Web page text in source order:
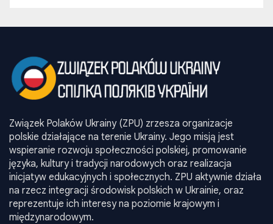
Związek Polaków Ukrainy (ZPU) zrzesza organizacje
polskie działające na terenie Ukrainy. Jego misją jest
wspieranie rozwoju społeczności polskiej, promowanie
języka, kultury i tradycji narodowych oraz realizacja
inicjatyw edukacyjnych i społecznych. ZPU aktywnie działa
na rzecz integracji środowisk polskich w Ukrainie, oraz
reprezentuje ich interesy na poziomie krajowym i
międzynarodowym.